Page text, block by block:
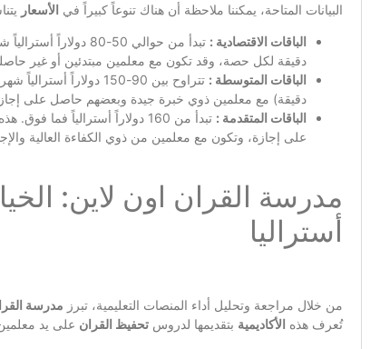
البيانات المتاحة، يمكننا ملاحظة أن هناك تنوعاً كبيراً في الأسعار
الباقات الاقتصادية :
دقيقة لكل حصة، وقد تكون مع معلمين مبتدئين أو غير
الباقات المتوسطة :
دقيقة) مع معلمين ذوي خبرة جيدة وبعضهم حاصل على
الباقات المتقدمة :
تبدأ من 160 دولاراً أسترالياً
على إجازة، وتكون مع معلمين من ذوي الكفاءة العالية
مدرسة القران اون لاين:
أستراليا
من خلال مراجعة وتحليل أداء المنصات التعليمية، تبرز مدرسة
تُعرف هذه الأكاديمية بتقديمها لدروستحفيظ القران على يد